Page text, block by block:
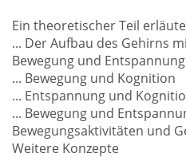
Ein theoretischer Teil
... Der Aufbau des Gehirns
Bewegung und Entspannung
... Bewegung und Kognition
... Entspannung und
... Bewegung und
Bewegungsaktivitäten und
Weitere Konzepte